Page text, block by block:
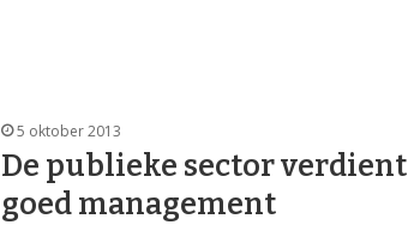
5 oktober 2013
De publieke sector verdient
goed management